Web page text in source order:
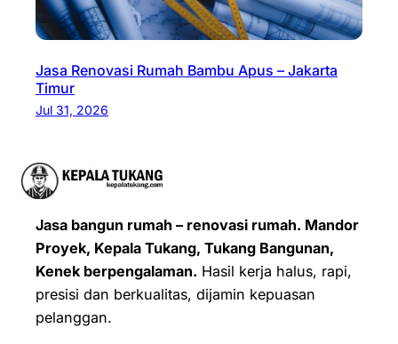
Jasa Renovasi Rumah Bambu Apus – Jakarta
Timur
Jul 31, 2026
Jasa bangun rumah – renovasi rumah. Mandor
Proyek, Kepala Tukang, Tukang Bangunan,
Kenek berpengalaman. Hasil kerja halus, rapi,
presisi dan berkualitas, dijamin kepuasan
pelanggan.